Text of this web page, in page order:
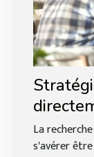
La
s'avérer